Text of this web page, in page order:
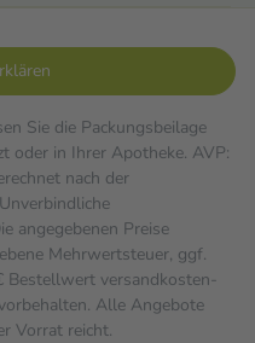
Sie die Packungsbeilage
oder in Ihrer Apotheke. AVP:
nach der
angegebenen Preise
Mehrwertsteuer, ggf.
Bestell­wert versand­kosten­
Alle Angebote
Vorrat reicht.